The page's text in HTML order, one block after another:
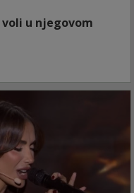
u njegovom